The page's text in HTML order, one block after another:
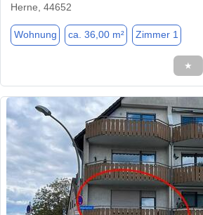
Herne, 44652
Wohnung ca. 36,00 m² Zimmer 1
★